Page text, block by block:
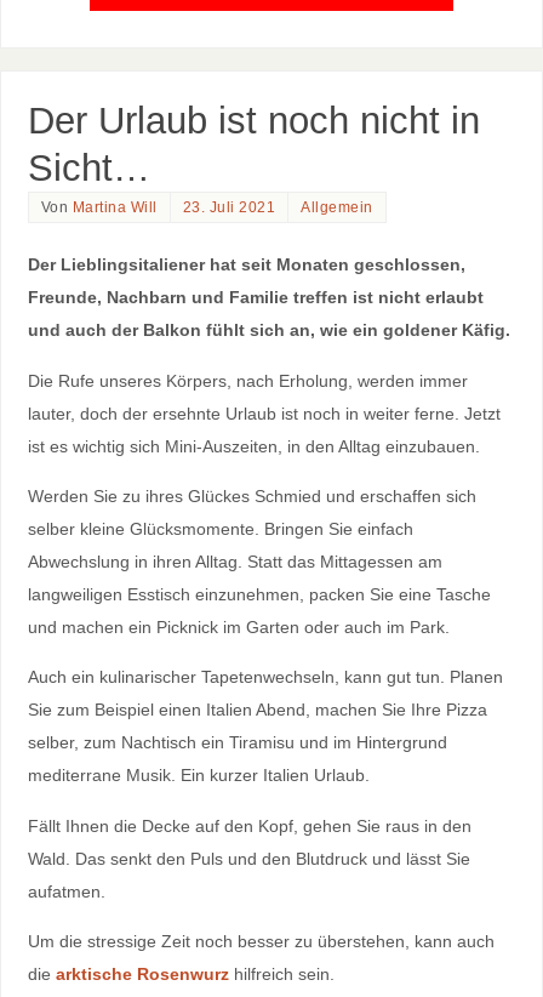
Der Urlaub ist noch nicht in
Sicht…
Von Martina Will 23. Juli 2021 Allgemein
Der Lieblingsitaliener hat seit Monaten geschlossen,
Freunde, Nachbarn und Familie treffen ist nicht erlaubt
und auch der Balkon fühlt sich an, wie ein goldener Käfig.
Die Rufe unseres Körpers, nach Erholung, werden immer
lauter, doch der ersehnte Urlaub ist noch in weiter ferne. Jetzt
ist es wichtig sich Mini-Auszeiten, in den Alltag einzubauen.
Werden Sie zu ihres Glückes Schmied und erschaffen sich
selber kleine Glücksmomente. Bringen Sie einfach
Abwechslung in ihren Alltag. Statt das Mittagessen am
langweiligen Esstisch einzunehmen, packen Sie eine Tasche
und machen ein Picknick im Garten oder auch im Park.
Auch ein kulinarischer Tapetenwechseln, kann gut tun. Planen
Sie zum Beispiel einen Italien Abend, machen Sie Ihre Pizza
selber, zum Nachtisch ein Tiramisu und im Hintergrund
mediterrane Musik. Ein kurzer Italien Urlaub.
Fällt Ihnen die Decke auf den Kopf, gehen Sie raus in den
Wald. Das senkt den Puls und den Blutdruck und lässt Sie
aufatmen.
Um die stressige Zeit noch besser zu überstehen, kann auch
die arktische Rosenwurzhilfreich sein.